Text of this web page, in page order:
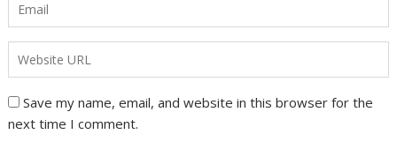
Save my name, email, and website in this browser for the
next time I comment.